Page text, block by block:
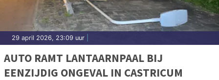
29 april 2026, 23:09 uur
AUTO RAMT LANTAARNPAAL BIJ
EENZIJDIG ONGEVAL IN CASTRICUM